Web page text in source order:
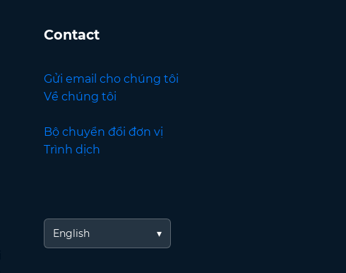
Contact
Gửi email cho chúng tôi
Về chúng tôi
Bộ chuyển đổi đơn vị
Trình dịch
English